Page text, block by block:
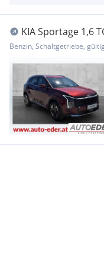
KIA Sportage 1,6
Benzin, Schaltgetriebe,